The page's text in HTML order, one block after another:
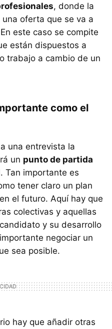
, donde la
una oferta que se va a
este caso se compite
están dispuestos a
trabajo a cambio de un
como el
una entrevista la
un punto de partida
. Tan importante es
tener claro un plan
el futuro. Aquí hay que
colectivas y aquellas
y su desarrollo
negociar un
sea posible.
hay que añadir otras